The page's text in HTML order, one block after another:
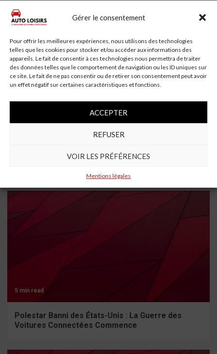
Gérer le consentement
Pour offrir les meilleures expériences, nous utilisons des technologies
telles que les cookies pour stocker et/ou accéder aux informations des
appareils. Le fait de consentir à ces technologies nous permettra de traiter
des données telles que le comportement de navigation ou les ID uniques sur
ce site. Le fait de ne pas consentir ou de retirer son consentement peut avoir
un effet négatif sur certaines caractéristiques et fonctions.
ACCEPTER
REFUSER
VOIR LES PRÉFÉRENCES
Mentions légales
À lire aussi
Un automobiliste de 69 ans se tue en voiture à
5 min read
Polestar Banni des États-Unis : La Guerre des
Voitures Connectées Commence